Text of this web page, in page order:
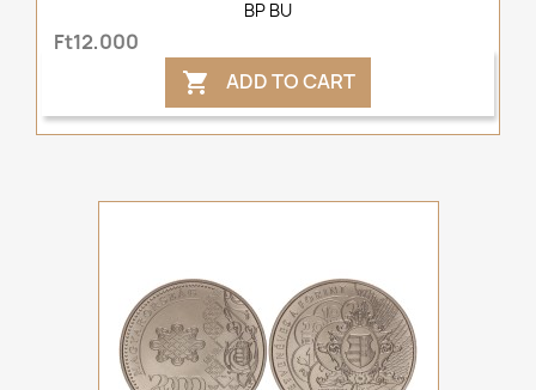
BP BU
Ft12,000
 ADD TO CART